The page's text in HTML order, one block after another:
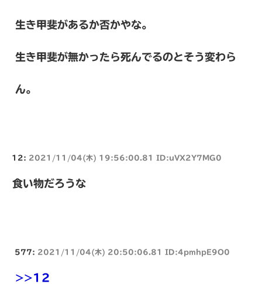
生き甲斐があるか否かやな。
生き甲斐が無かったら死んでるのとそう変わら
ん。
12: 2021/11/04(木) 19:56:00.81 ID:uVX2Y7MG0
食い物だろうな
577: 2021/11/04(木) 20:50:06.81 ID:4pmhpE9O0
>>12